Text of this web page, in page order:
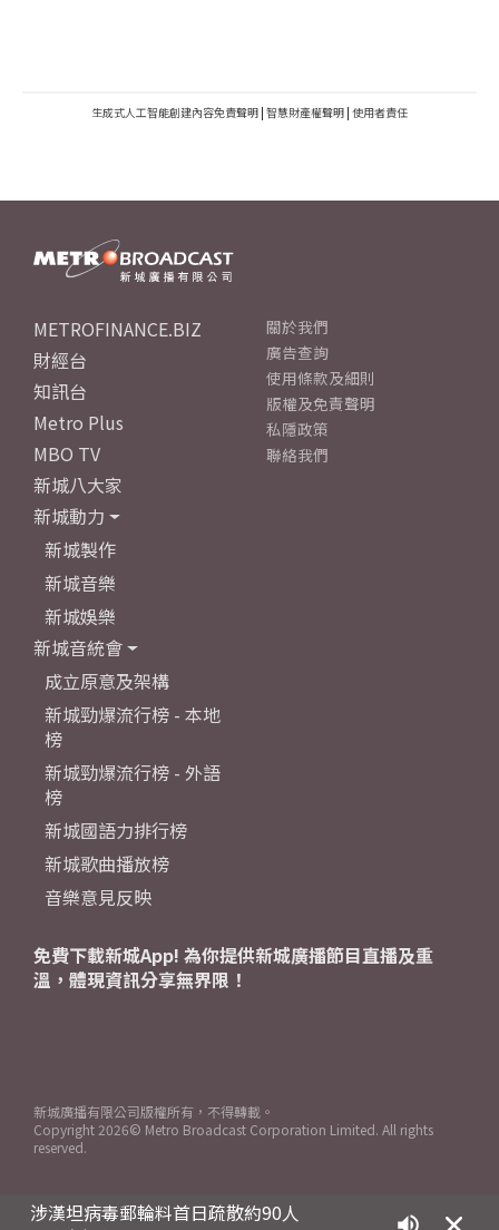
生成式人工智能創建內容免責聲明 | 智慧財產權聲明 | 使用者責任
涉漢坦病毒郵輪料首日疏散約90人
METROFINANCE.BIZ
財經台
知訊台
Metro Plus
MBO TV
新城八大家
新城動力
新城製作
新城音樂
新城娛樂
新城音統會
成立原意及架構
新城勁爆流行榜 - 本地
榜
新城勁爆流行榜 - 外語
榜
新城國語力排行榜
新城歌曲播放榜
音樂意見反映
關於我們
廣告查詢
使用條款及細則
版權及免責聲明
私隱政策
聯絡我們
免費下載新城App! 為你提供新城廣播節目直播及重
溫，體現資訊分享無界限！
新城廣播有限公司版權所有，不得轉載。
Copyright 2026© Metro Broadcast Corporation Limited. All rights
reserved.